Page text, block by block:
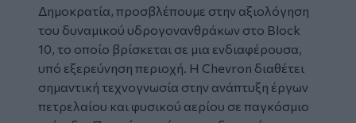
Δημοκρατία, προσβλέπουμε στην αξιολόγηση
του δυναμικού υδρογονανθράκων στο Block
10, το οποίο βρίσκεται σε μια ενδιαφέρουσα,
υπό εξερεύνηση περιοχή. Η Chevron διαθέτει
σημαντική τεχνογνωσία στην ανάπτυξη έργων
πετρελαίου και φυσικού αερίου σε παγκόσμιο